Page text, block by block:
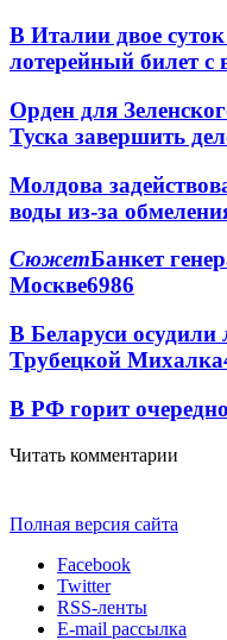
В Италии двое
лотерейный билет
Орден для
Туска завершить
Молдова
воды из-за
СюжетБанкет
Москве6986
В Беларуси
Трубецкой Михалка
В РФ горит
Читать комментарии
Полная версия сайта
Facebook
Twitter
RSS-ленты
E-mail рассылка